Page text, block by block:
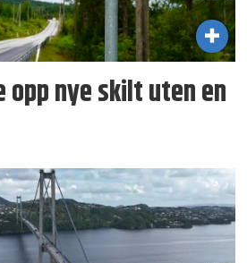
nye skilt uten en